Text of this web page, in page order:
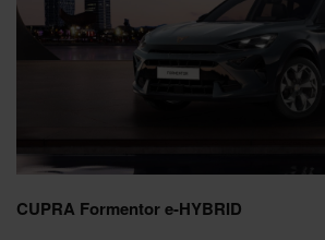
CUPRA Formentor e-HYBRID